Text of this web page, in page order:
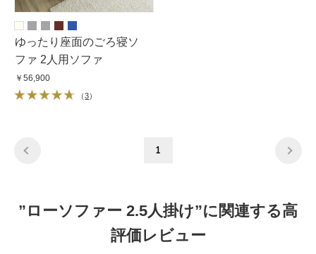
ゆったり座面のごろ寝ソ
ファ 2人用ソファ
￥56,900
（3）
1
”ローソファー 2.5人掛け”に関連する高
評価レビュー